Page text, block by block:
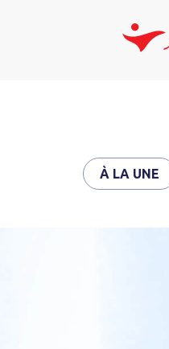
À LA UNE